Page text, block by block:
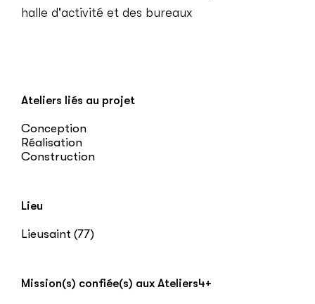
halle d'activité et des bureaux
Ateliers liés au projet
Conception
Réalisation
Construction
Lieu
Lieusaint (77)
Mission(s) confiée(s) aux Ateliers4+